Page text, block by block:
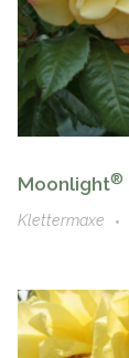
Moonlight®
Klettermaxe